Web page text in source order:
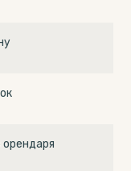
орендаря